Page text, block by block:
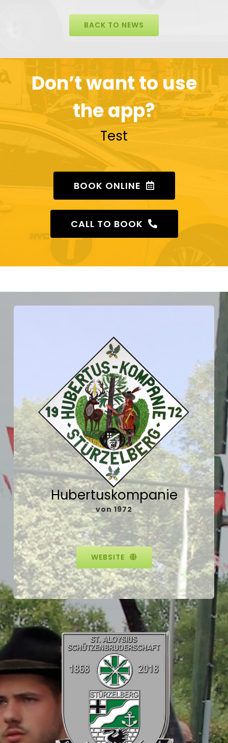
BACK TO NEWS
Don’t want to use
the app?
Test
BOOK ONLINE
CALL TO BOOK
Hubertuskompanie
von 1972
WEBSITE